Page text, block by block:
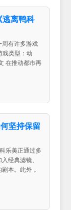
逃离鸭科
周有许多游戏
戏类型：动
在推动都市再
坚持保留
乐美正通过多
经典滤镜、
本。此外，